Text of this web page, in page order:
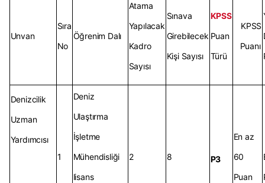
Unvan
Sıra
No
Öğrenim Dalı
Atama
Yapılacak
Kadro
Sayısı
Sınava
Girebilecek
Kişi Sayısı
KPSS
Puan
Türü
KPSS
Puanı
Denizcilik
Uzman
Yardımcısı
1
Deniz
Ulaştırma
İşletme
Mühendisliği
lisans
2 8 P3
En az
60
Puan